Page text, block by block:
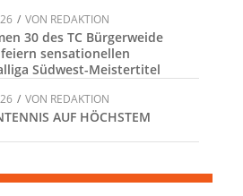
/ VON REDAKTION
30 des TC Bürgerweide
sensationellen
Südwest-Meistertitel
/ VON REDAKTION
AUF HÖCHSTEM